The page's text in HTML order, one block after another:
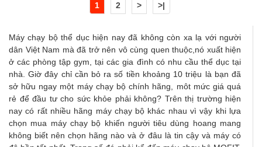
1 2 > >|
Máy chạy bộ thể dục hiện nay đã không còn xa lạ với người
dân Việt Nam mà đã trở nên vô cùng quen thuộc,nó xuất hiện
ở các phòng tập gym, tại các gia đình có nhu cầu thể dục tại
nhà. Giờ đây chỉ cần bỏ ra số tiền khoảng 10 triệu là bạn đã
sở hữu ngay một máy chạy bộ chính hãng, môt mức giá quá
rẻ để đầu tư cho sức khỏe phải không? Trên thị trường hiện
nay có rất nhiều hãng máy chạy bộ khác nhau vì vậy khi lựa
chọn mua máy chạy bộ khiến người tiêu dùng hoang mang
không biết nên chọn hãng nào và ở đâu là tin cậy và máy có